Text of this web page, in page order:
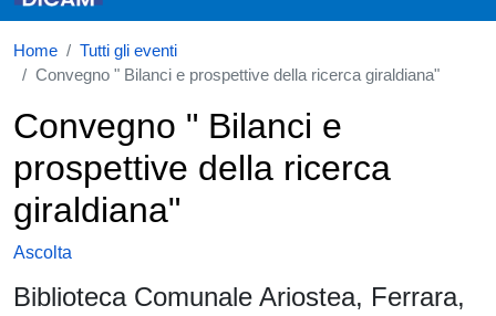
Home
Tutti gli eventi
Convegno " Bilanci e prospettive della ricerca giraldiana"
Convegno " Bilanci e
prospettive della ricerca
giraldiana"
Ascolta
Biblioteca Comunale Ariostea, Ferrara,